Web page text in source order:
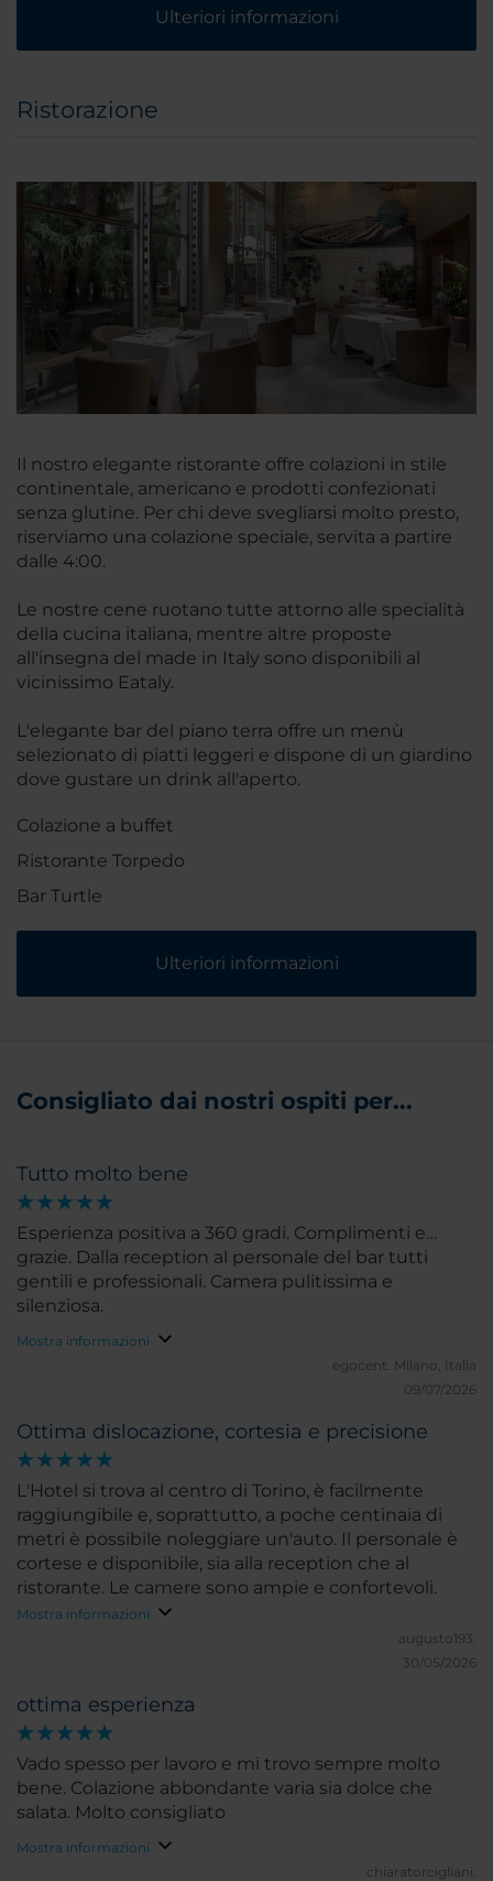
Ulteriori informazioni
Ristorazione
Il nostro elegante ristorante offre colazioni in stile
continentale, americano e prodotti confezionati
senza glutine. Per chi deve svegliarsi molto presto,
riserviamo una colazione speciale, servita a partire
dalle 4:00.
Le nostre cene ruotano tutte attorno alle specialità
della cucina italiana, mentre altre proposte
all'insegna del made in Italy sono disponibili al
vicinissimo Eataly.
L'elegante bar del piano terra offre un menù
selezionato di piatti leggeri e dispone di un giardino
dove gustare un drink all'aperto.
Colazione a buffet
Ristorante Torpedo
Bar Turtle
Ulteriori informazioni
Consigliato dai nostri ospiti per...
Tutto molto bene
Esperienza positiva a 360 gradi. Complimenti e…
grazie. Dalla reception al personale del bar tutti
gentili e professionali. Camera pulitissima e
silenziosa.
Mostra informazioni
egocent.
Milano, Italia
09/07/2026
Ottima dislocazione, cortesia e precisione
L'Hotel si trova al centro di Torino, è facilmente
raggiungibile e, soprattutto, a poche centinaia di
metri è possibile noleggiare un'auto. Il personale è
cortese e disponibile, sia alla reception che al
ristorante. Le camere sono ampie e confortevoli.
Mostra informazioni
augusto193.
30/05/2026
ottima esperienza
Vado spesso per lavoro e mi trovo sempre molto
bene. Colazione abbondante varia sia dolce che
salata. Molto consigliato
Mostra informazioni
chiaratorcigliani.